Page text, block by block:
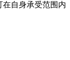
自身承受范围内